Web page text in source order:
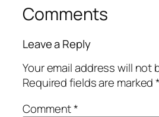
Comments
Leave a Reply
Your email address will not
Required fields are marked*
Comment*